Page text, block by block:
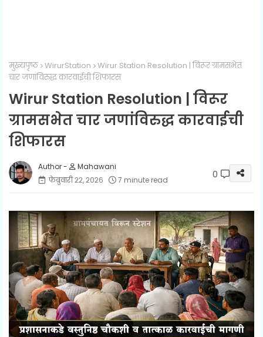
मुख्यपृष्ठ WirurStation
Wirur Station Resolution | विरूर ग्रामसभेत
चार जणांविरुद्ध कारवाईची शिफारस
Wirur Station Resolution | विरूर
ग्रामसभेत चार जणांविरुद्ध कारवाईची
शिफारस
Mahawani
फेब्रुवारी २२, २०२६
7 minute read 0